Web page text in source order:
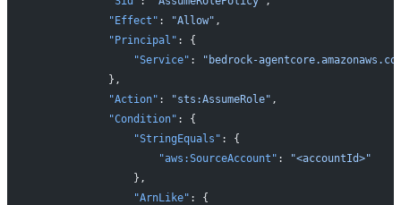
            "Effect"
: "Allow" ,
            "Principal"
: {
                "Service"
:
"bedrock-
            },
            "Action"
: "sts:AssumeRole" ,
            "Condition"
: {
                "StringEquals"
: {
                    "aws:SourceAccount"
:
"<accountId>"
                },
                "ArnLike"
: {